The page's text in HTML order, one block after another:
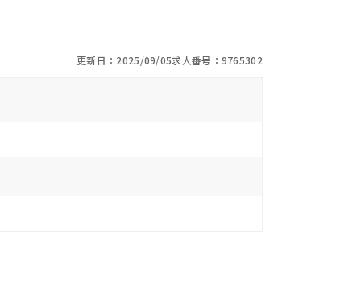
更新日：2025/09/05求人番号：9765302